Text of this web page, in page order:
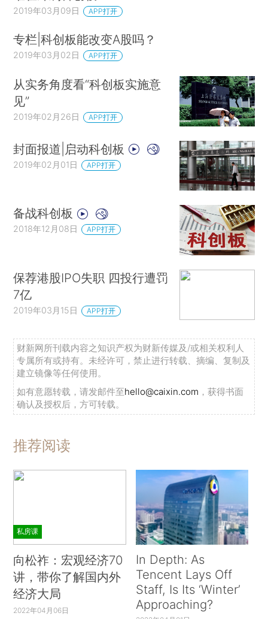
2019年03月09日 APP打开
专栏|科创板能改变A股吗？
2019年03月02日 APP打开
从实务角度看“科创板实施意
见”
2019年02月26日 APP打开
封面报道|启动科创板
2019年02月01日 APP打开
备战科创板
2018年12月08日 APP打开
保荐港股IPO失职 四投行遭罚
7亿
2019年03月15日 APP打开
财新网所刊载内容之知识产权为财新传媒及/或相关权利人
专属所有或持有。未经许可，禁止进行转载、摘编、复制及
建立镜像等任何使用。
如有意愿转载，请发邮件至hello@caixin.com ，获得书面
确认及授权后，方可转载。
推荐阅读
私房课
向松祚：宏观经济70
讲，带你了解国内外
经济大局
2022年04月06日
In Depth: As
Tencent Lays Off
Staff, Is Its ‘Winter’
Approaching?